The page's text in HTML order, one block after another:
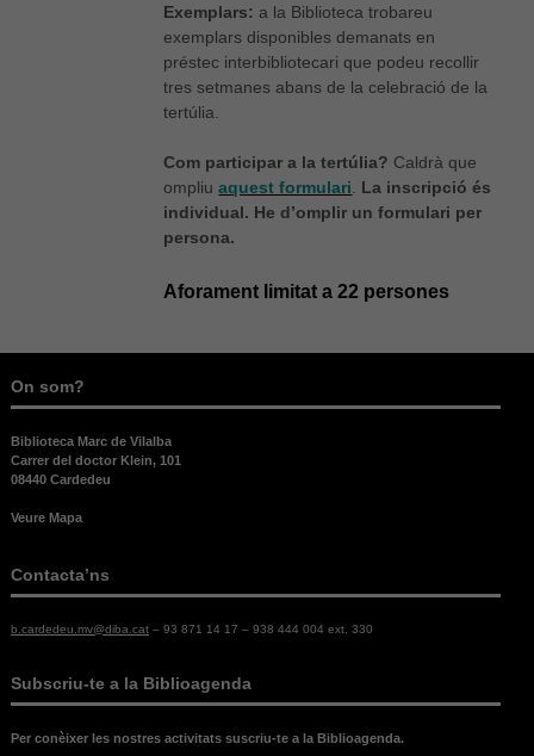
Exemplars: a la Biblioteca trobareu
exemplars disponibles demanats en
préstec interbibliotecari que podeu recollir
tres setmanes abans de la celebració de la
tertúlia.
Com participar a la tertúlia? Caldrà que
ompliuaquest formulari
La inscripció és
individual. He d’omplir un formulari per
persona.
Aforament limitat a 22 persones
On som?
Biblioteca Marc de Vilalba
Carrer del doctor Klein, 101
08440 Cardedeu
Veure Mapa
Contacta’ns
b.cardedeu.mv@diba.cat– 93 871 14 17 – 938 444 004 ext. 330
Subscriu-te a la Biblioagenda
Per conèixer les nostres activitats suscriu-te a la Biblioagenda.
Necessàries
web.
Per a millorar
necessitem